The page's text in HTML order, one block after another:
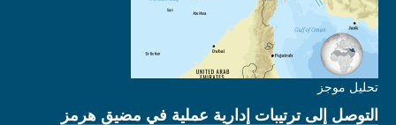
تحليل موجز
التوصل إلى ترتيبات إدارية عملية في مضيق هرمز